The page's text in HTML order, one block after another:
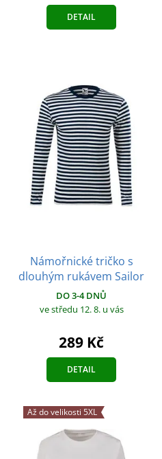
DETAIL
Námořnické tričko s
dlouhým rukávem Sailor
DO 3-4 DNŮ
ve středu 12. 8. u vás
289 Kč
DETAIL
Až do velikosti 5XL